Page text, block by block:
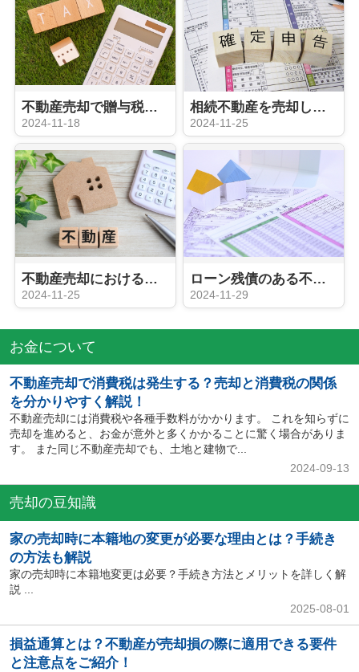
不動産売却で贈与税がかかるケースとは？計算方法や贈与になる取引を解説
2024-11-18
相続不動産を売却したら確定申告は必須？判断基準と申告の流れとは
2024-11-25
不動産売却における買取保証とは？メリット・デメリットをチェック！
2024-11-25
ローン残債のある不動産を売却することは可能？抵当権と売却の方法を解説！
2024-11-29
お金について
不動産売却で消費税は発生する？売却と消費税の関係
を分かりやすく解説！
不動産売却には消費税や各種手数料がかかります。 これを知らずに
売却を進めると、お金が意外と多くかかることに驚く場合がありま
す。 また同じ不動産売却でも、土地と建物で...
2024-09-13
売却の豆知識
家の売却時に本籍地の変更が必要な理由とは？手続き
の方法も解説
家の売却時に本籍地変更は必要？手続き方法とメリットを詳しく解
説 ...
2025-08-01
損益通算とは？不動産が売却損の際に適用できる要件
と注意点をご紹介！